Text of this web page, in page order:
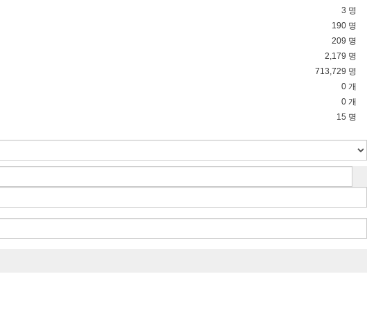
3 명
190 명
209 명
2,179 명
713,729 명
0 개
0 개
15 명